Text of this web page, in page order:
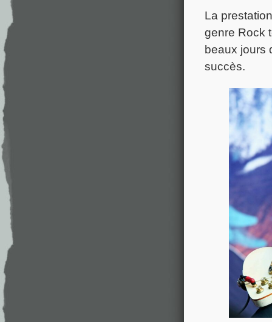
La
genre Rock
beaux jours
succès.